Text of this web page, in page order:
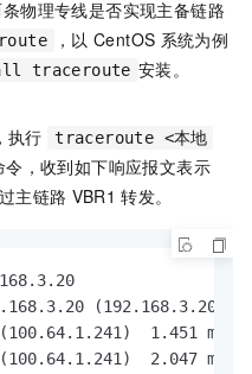
物理专线是否实现主备链路
，以 CentOS 系统为例
traceroute 安装。
执行
traceroute <本地
令，收到如下响应报文表示
主链路 VBR1 转发。
(192.168.3.20),
1.451 ms
2.047 ms